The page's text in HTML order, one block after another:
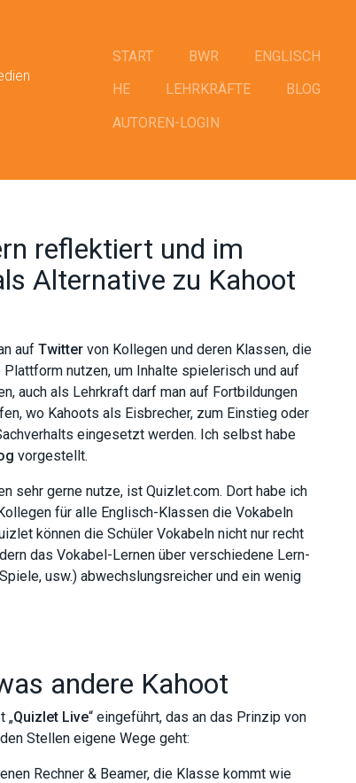
START BWR ENGLISCH
HE
LEHRKRÄFTE BLOG
AUTOREN-LOGIN
reflektiert und im
Alternative zu Kahoot
auf Twitter von Kollegen und deren Klassen, die
nutzen, um Inhalte spielerisch und auf
auch als Lehrkraft darf man auf Fortbildungen
wo Kahoots als Eisbrecher, zum Einstieg oder
eingesetzt werden. Ich selbst habe
vorgestellt.
sehr gerne nutze, ist Quizlet.com. Dort habe ich
für alle Englisch-Klassen die Vokabeln
können die Schüler Vokabeln nicht nur recht
das Vokabel-Lernen über verschiedene Lern-
usw.) abwechslungsreicher und ein wenig
andere Kahoot
„Quizlet Live“ eingeführt, das an das Prinzip von
Stellen eigene Wege geht:
Rechner & Beamer, die Klasse kommt wie